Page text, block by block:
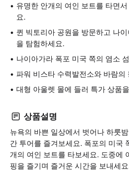
유명한 안개의 여인 보트를 타면
요.
퀸 빅토리아 공원을 방문하고 나
을 탐험하세요.
나이아가라 폭포 미국 쪽의 염소
파워 비스타 수력발전소와 바람의
대형 아울렛 몰에 들러 특가 상품
상품설명
뉴욕의 바쁜 일상에서 벗어나 하룻
간 투어를 즐겨보세요. 폭포의 미국
개의 여인 보트를 타보세요. 도중에
핑을 즐기며 즐거운 시간을 보내세